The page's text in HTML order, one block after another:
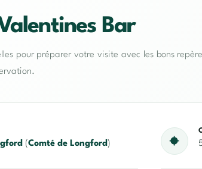
Bar
pour préparer votre visite avec les bons
(Comté de Longford )